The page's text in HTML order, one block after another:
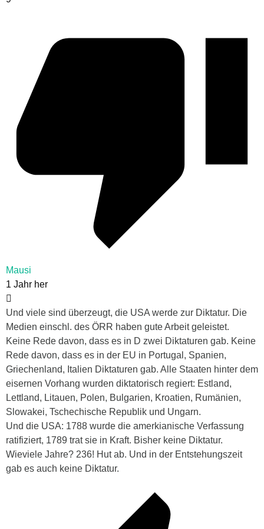
Mausi
1 Jahr her
Und viele sind überzeugt, die USA werde zur Diktatur. Die
Medien einschl. des ÖRR haben gute Arbeit geleistet.
Keine Rede davon, dass es in D zwei Diktaturen gab. Keine
Rede davon, dass es in der EU in Portugal, Spanien,
Griechenland, Italien Diktaturen gab. Alle Staaten hinter dem
eisernen Vorhang wurden diktatorisch regiert: Estland,
Lettland, Litauen, Polen, Bulgarien, Kroatien, Rumänien,
Slowakei, Tschechische Republik und Ungarn.
Und die USA: 1788 wurde die amerkianische Verfassung
ratifiziert, 1789 trat sie in Kraft. Bisher keine Diktatur.
Wieviele Jahre? 236! Hut ab. Und in der Entstehungszeit
gab es auch keine Diktatur.